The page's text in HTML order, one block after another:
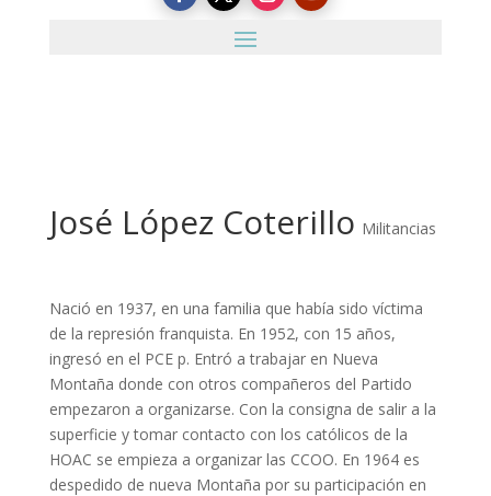
José López Coterillo Militancias
Nació en 1937, en una familia que había sido víctima
de la represión franquista. En 1952, con 15 años,
ingresó en el PCE p. Entró a trabajar en Nueva
Montaña donde con otros compañeros del Partido
empezaron a organizarse. Con la consigna de salir a la
superficie y tomar contacto con los católicos de la
HOAC se empieza a organizar las CCOO. En 1964 es
despedido de nueva Montaña por su participación en